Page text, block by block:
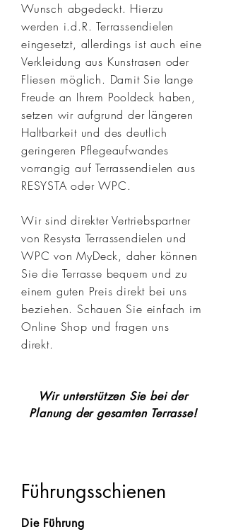
Wunsch abgedeckt. Hierzu
werden i.d.R. Terrassendielen
eingesetzt, allerdings ist auch eine
Verkleidung aus Kunstrasen oder
Fliesen möglich. Damit Sie lange
Freude an Ihrem Pooldeck haben,
setzen wir aufgrund der längeren
Haltbarkeit und des deutlich
geringeren Pflegeaufwandes
vorrangig auf Terrassendielen aus
RESYSTA oder WPC.
Wir sind direkter Vertriebspartner
von Resysta Terrassendielen und
WPC von MyDeck, daher können
Sie die Terrasse bequem und zu
einem guten Preis direkt bei uns
beziehen. Schauen Sie einfach im
Online Shop und fragen uns
direkt.
Wir unterstützen Sie bei der
Planung der gesamten Terrasse!
Führungsschienen
Die Führung